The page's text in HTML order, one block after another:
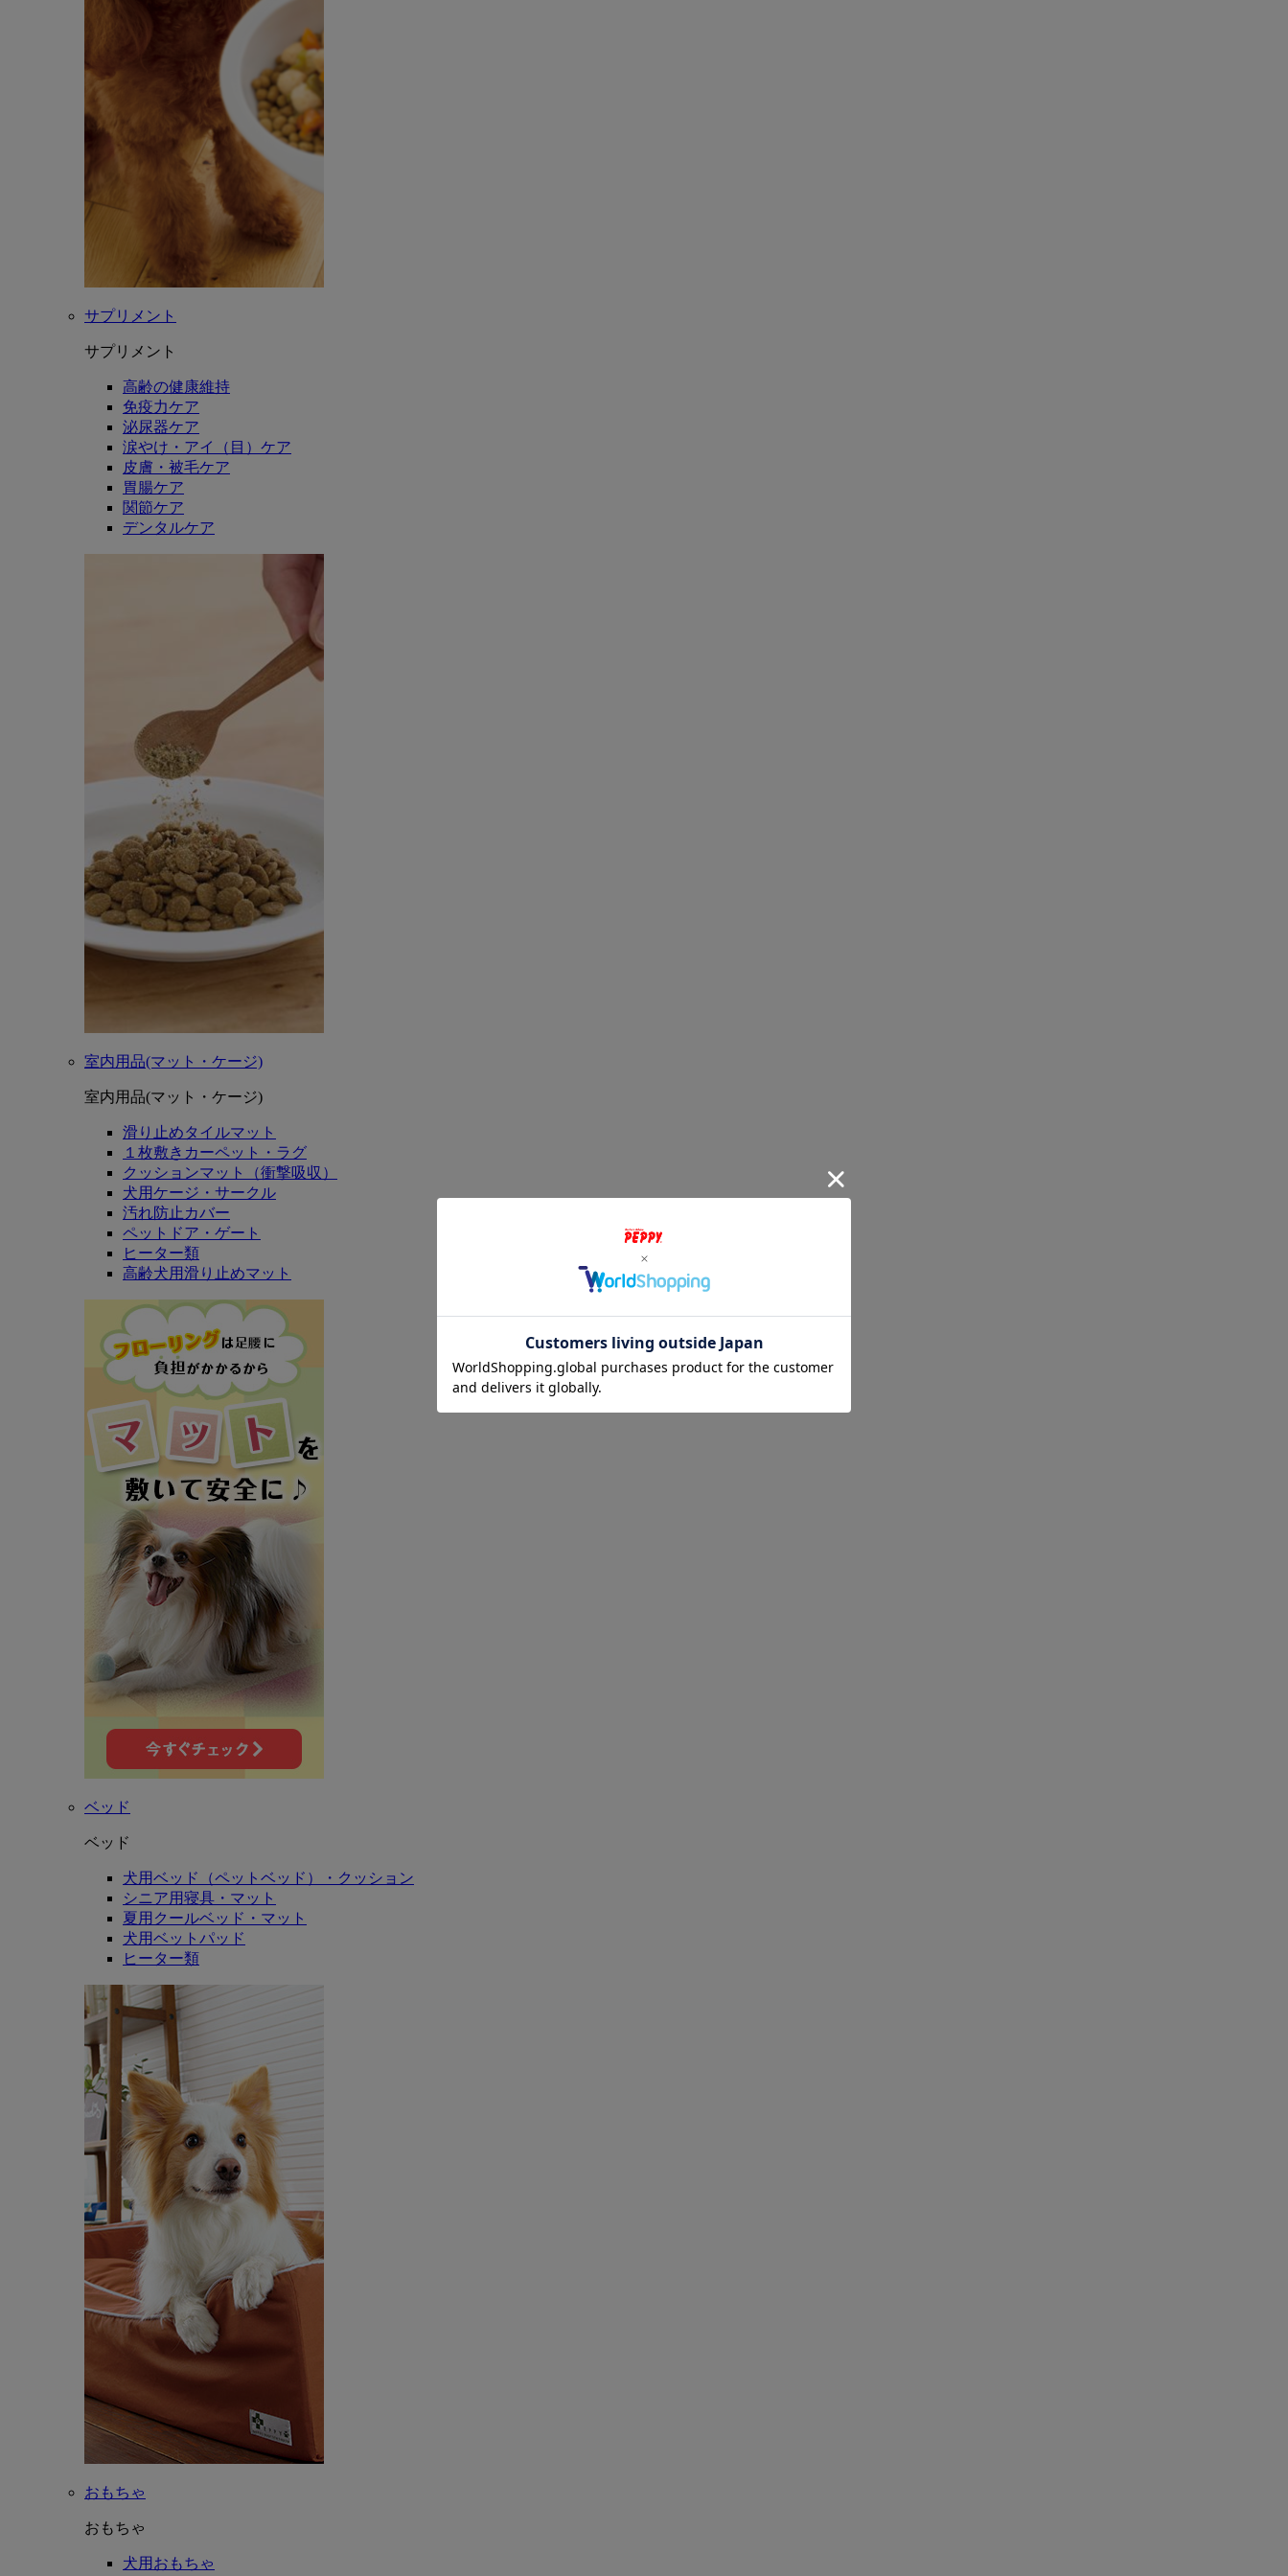
サプリメント
サプリメント
高齢の健康維持
免疫力ケア
泌尿器ケア
涙やけ・アイ（目）ケア
皮膚・被毛ケア
胃腸ケア
関節ケア
デンタルケア
室内用品(マット・ケージ)
室内用品(マット・ケージ)
滑り止めタイルマット
１枚敷きカーペット・ラグ
クッションマット（衝撃吸収）
犬用ケージ・サークル
汚れ防止カバー
ペットドア・ゲート
ヒーター類
高齢犬用滑り止めマット
ベッド
ベッド
犬用ベッド（ペットベッド）・クッション
シニア用寝具・マット
夏用クールベッド・マット
犬用ベットパッド
ヒーター類
おもちゃ
おもちゃ
犬用おもちゃ